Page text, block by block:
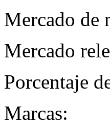
Mercado de
Mercado
Porcentaje
Marcas: